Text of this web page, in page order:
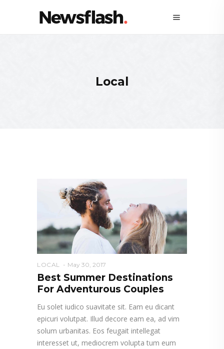
Local
LOCAL May 30, 2017
Best Summer Destinations
For Adventurous Couples
Eu solet iudico suavitate sit. Eam eu dicant
epicuri volutpat. Illud decore eam ea, ad vim
solum urbanitas. Eos feugait intellegat
interesset ut, mediocrem volupta tum eum